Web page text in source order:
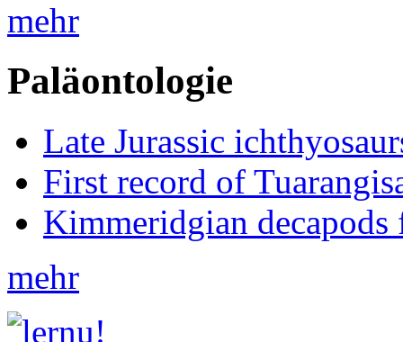
mehr
Paläontologie
Late Jurassic
First record of
Kimmeridgian
mehr